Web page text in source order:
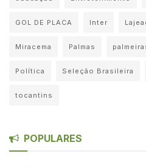
GOL DE PLACA Inter
Miracema Palmas
Política Seleção Brasileira
tocantins
POPULARES